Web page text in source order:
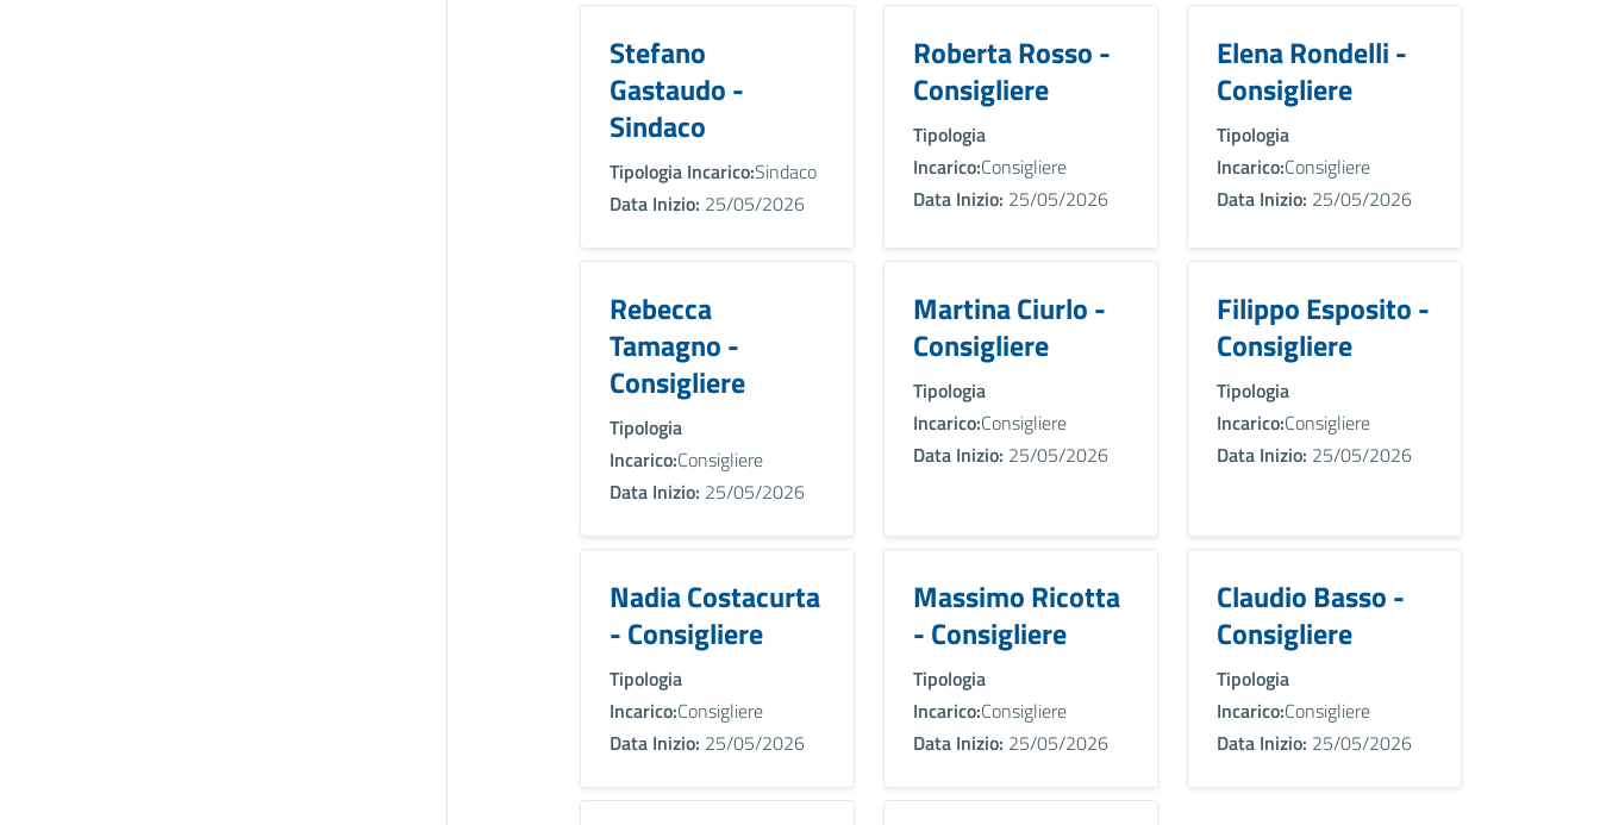
Stefano
Gastaudo -
Sindaco
Tipologia Incarico:Sindaco
Data Inizio: 25/05/2026
Roberta Rosso -
Consigliere
Tipologia
Incarico:Consigliere
Data Inizio: 25/05/2026
Elena Rondelli -
Consigliere
Tipologia
Incarico:Consigliere
Data Inizio: 25/05/2026
Rebecca
Tamagno -
Consigliere
Tipologia
Incarico:Consigliere
Data Inizio: 25/05/2026
Martina Ciurlo -
Consigliere
Tipologia
Incarico:Consigliere
Data Inizio: 25/05/2026
Filippo Esposito -
Consigliere
Tipologia
Incarico:Consigliere
Data Inizio: 25/05/2026
Nadia Costacurta
- Consigliere
Tipologia
Incarico:Consigliere
Data Inizio: 25/05/2026
Massimo Ricotta
- Consigliere
Tipologia
Incarico:Consigliere
Data Inizio: 25/05/2026
Claudio Basso -
Consigliere
Tipologia
Incarico:Consigliere
Data Inizio: 25/05/2026